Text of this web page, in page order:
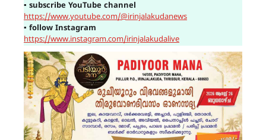
▪ subscribe YouTube channel
https://www.youtube.com/@irinjalakudanews
▪ follow Instagram
https://www.instagram.com/irinjalakudalive